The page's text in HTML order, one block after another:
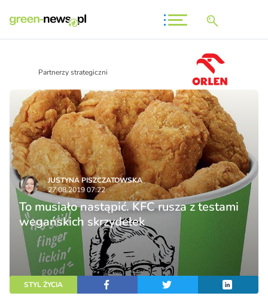
Partnerzy strategiczni
JUSTYNA PISZCZATOWSKA
27.08.2019 07:22
To musiało nastąpić. KFC rusza z testami
wegańskich skrzydełek
STYL ŻYCIA